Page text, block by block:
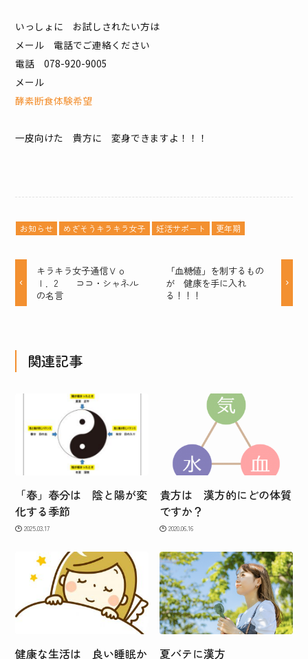
いっしょに お試しされたい方は
メール 電話でご連絡ください
電話 078-920-9005
メール
酵素断食体験希望
一皮向けた 貴方に 変身できますよ！！！
お知らせ めざそうキラキラ女子 妊活サポート 更年期
キラキラ女子通信Ｖｏ
ｌ．2 ココ・シャネル
の名言
「血糖値」を制するもの
が 健康を手に入れ
る！！！
関連記事
「春」春分は 陰と陽が変
化する季節
2025.03.17
貴方は 漢方的にどの体質
ですか？
2020.06.16
健康な生活は 良い睡眠か 夏バテに漢方